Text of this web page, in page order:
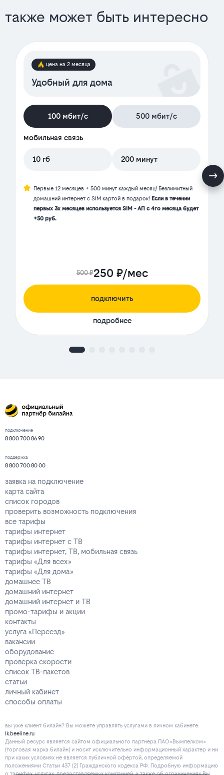
также может быть интересно
цена на 2 месяца
Удобный для дома
100 мбит/с 500 мбит/с
мобильная связь
10 гб 200 минут
Первые 12 месяцев + 500 минут каждый месяц! Безлимитный
домашний интернет с SIM картой в подарок! Если в течении
первых 3х месяцев используется SIM - АП с 4го месяца будет
+50 руб.
500 ₽250 ₽/мес
подключить
подробнее
подключение
8 800 700 86 90
поддержка
8 800 700 80 00
заявка на подключение
карта сайта
список городов
проверить возможность подключения
все тарифы
тарифы интернет
тарифы интернет с ТВ
тарифы интернет, ТВ, мобильная связь
тарифы «Для всех»
тарифы «Для дома»
домашнее ТВ
домашний интернет
домашний интернет и ТВ
промо-тарифы и акции
контакты
услуга «Переезд»
вакансии
оборудование
проверка скорости
список ТВ-пакетов
статьи
личный кабинет
способы оплаты
вы уже клиент билайн? Вы можете управлять услугами в личнoм кaбинeтe:
lk.beeline.ru
Данный ресурс является сайтом официального партнера ПАО «Вымпелком»
(торговая марка билайн) и носит исключительно информационный характер и ни
при каких условиях не является публичной офертой, определяемой
положениями Статьи 437 (2) Гражданского кодекса РФ. Подробную информацию